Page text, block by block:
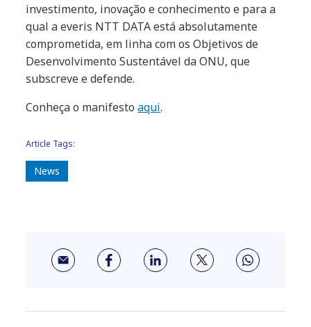
investimento, inovação e conhecimento e para a
qual a everis NTT DATA está absolutamente
comprometida, em linha com os Objetivos de
Desenvolvimento Sustentável da ONU, que
subscreve e defende.
Conheça o manifestoaqui.
Article Tags:
News